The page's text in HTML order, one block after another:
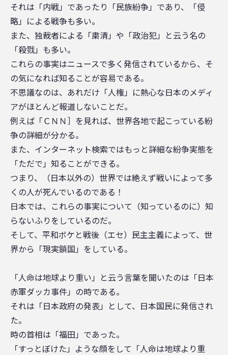
それは「内戦」であったり「民族紛争」であり、「侵
略」による戦争も多い。
また、独裁者による「粛清」や「政治犯」と云う名の
「殺戮」も多い。
これらの事実はニュースで多く発信されているから、そ
の気になれば知ることが容易である。
不思議なのは、あれだけ「人権」に熱心な日本のメディ
アがほとんど報道しないことだ。
例えば「ＣＮＮ］を見れば、世界各地で起こっている紛
争の詳細が分かる。
また、インターネット検索ではもっと詳細な紛争実態を
「ただで」知ることができる。
つまり、（日本以外の）世界では絶えず戦いによって多
くの人が死んでいるのである！
日本では、これらの事実について（知っているのに）知
らないふりをしているのだ。
そして、平和ボケと戦後（エセ）民主主義によって、世
界から「現実鎖国」をしている。
「人命は地球より重い」と云う言葉を聞いたのは「日本
赤軍ダッカ事件」の時である。
それは「日本政府の発表」として、日本国民に発信され
た。
時の首相は「福田」であった。
「すっとぼけた」ような顔をして「人命は地球より重